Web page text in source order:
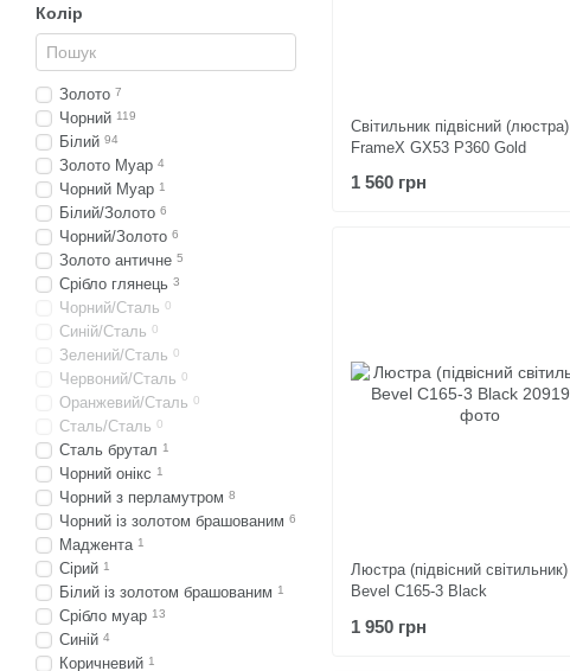
Світильник підвісний (люстра)
FrameX GX53 P360 Gold
1 560 грн
Люстра (підвісний світильник)
Bevel C165-3 Black
1 950 грн
Колір
Золото 7
Чорний 119
Білий 94
Золото Муар 4
Чорний Муар 1
Білий/Золото 6
Чорний/Золото 6
Золото античне 5
Срібло глянець 3
Чорний/Сталь 0
Синій/Сталь 0
Зелений/Сталь 0
Червоний/Сталь 0
Оранжевий/Сталь 0
Сталь/Сталь 0
Сталь брутал 1
Чорний онікс 1
Чорний з перламутром 8
Чорний із золотом брашованим 6
Маджента 1
Сірий 1
Білий із золотом брашованим 1
Срібло муар 13
Синій 4
Коричневий 1